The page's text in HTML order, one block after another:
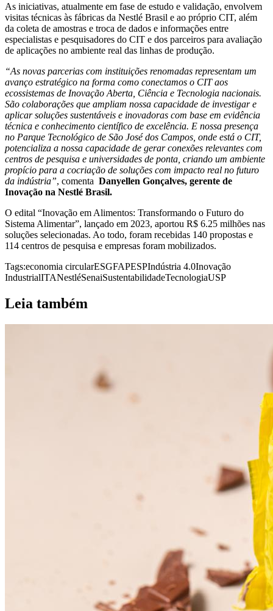
As iniciativas, atualmente em fase de estudo e validação, envolvem
visitas técnicas às fábricas da Nestlé Brasil e ao próprio CIT, além
da coleta de amostras e troca de dados e informações entre
especialistas e pesquisadores do CIT e dos parceiros para avaliação
de aplicações no ambiente real das linhas de produção.
“As novas parcerias com instituições renomadas representam um
avanço estratégico na forma como conectamos o CIT aos
ecossistemas de Inovação Aberta, Ciência e Tecnologia nacionais.
São colaborações que ampliam nossa capacidade de investigar e
aplicar soluções sustentáveis e inovadoras com base em evidência
técnica e conhecimento científico de excelência. E nossa presença
no Parque Tecnológico de São José dos Campos, onde está o CIT,
potencializa a nossa capacidade de gerar conexões relevantes com
centros de pesquisa e universidades de ponta, criando um ambiente
propício para a cocriação de soluções com impacto real no futuro
da indústria”, comenta Danyellen Gonçalves, gerente de
Inovação na Nestlé Brasil.
O edital “Inovação em Alimentos: Transformando o Futuro do
Sistema Alimentar”, lançado em 2023, aportou R$ 6.25 milhões nas
soluções selecionadas. Ao todo, foram recebidas 140 propostas e
114 centros de pesquisa e empresas foram mobilizados.
Tags:economia circularESGFAPESPIndústria 4.0Inovação
IndustrialITANestléSenaiSustentabilidadeTecnologiaUSP
Leia também